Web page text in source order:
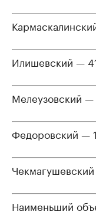
Илишевский —
Мелеузовский
Федоровский —
Наименьший